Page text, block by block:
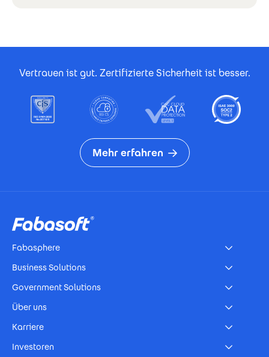
Vertrauen ist gut. Zertifizierte Sicherheit ist besser.
Mehr erfahren
Fabasphere
Business Solutions
Government Solutions
Über uns
Karriere
Investoren